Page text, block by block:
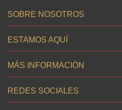
SOBRE NOSOTROS
ESTAMOS AQUÍ
MÁS INFORMACIÓN
REDES SOCIALES